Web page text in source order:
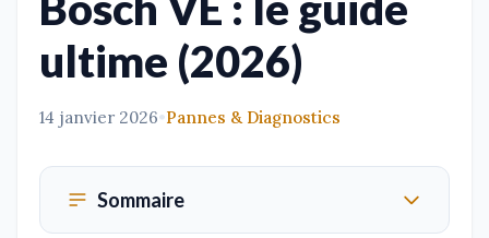
ultime (2026)
14 janvier 2026•Pannes & Diagnostics
Sommaire